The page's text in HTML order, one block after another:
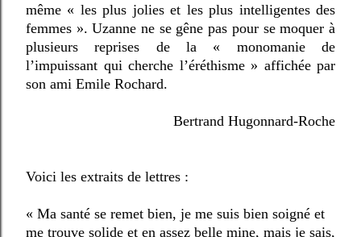
même « les plus jolies et les plus intelligentes des
femmes ». Uzanne ne se gêne pas pour se moquer à
plusieurs reprises de la « monomanie de
l’impuissant qui cherche l’éréthisme » affichée par
son ami Emile Rochard.
Bertrand Hugonnard-Roche
Voici les extraits de lettres :
« Ma santé se remet bien, je me suis bien soigné et
me trouve solide et en assez belle mine, mais je sais,